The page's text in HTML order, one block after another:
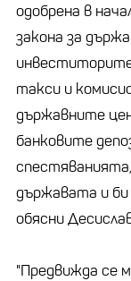
одобрена в
закона за
такси и
държавните
банковите
държавата и би
обясни
"Предвижда се